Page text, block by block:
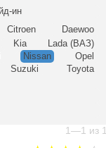
ин
Citroen
Daewoo
Kia
Lada (ВАЗ)
Nissan
Opel
Suzuki
Toyota
1—1 из 1.